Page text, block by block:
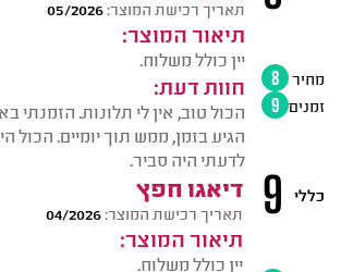
תאריך רכישת המוצר:05/2026
תיאור המוצר:
יין כולל משלוח.
חוות דעת:
הכול טוב, אין לי תלונות. הזמנתי
הגיע בזמן, ממש תוך יומיים. הכול
לדעתי היה סביר.
מחיר
8
זמנים 9
דיאגו חפץ
תאריך רכישת המוצר:04/2026
תיאור המוצר:
יין כולל משלוח.
9 כללי